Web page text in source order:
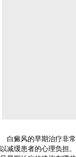
白癜风的早期治疗非常
以减缓患者的心理负担